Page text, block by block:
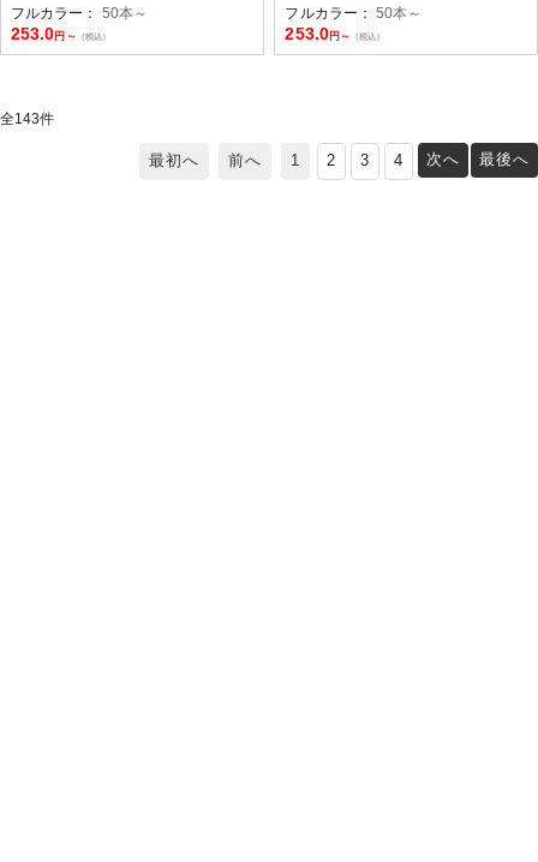
フルカラー： 50本～
253.0 円～ （税込）
フルカラー：50本～
253.0円～ （税込）
全143件
最後へ
次へ
4
3
2
1
前へ
最初へ